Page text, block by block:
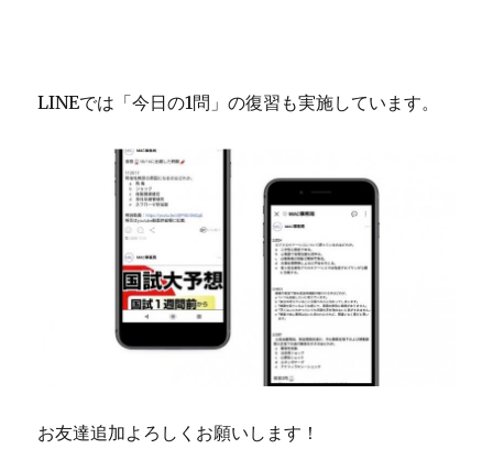
LINEでは「今日の1問」の復習も実施しています。
お友達追加よろしくお願いします！